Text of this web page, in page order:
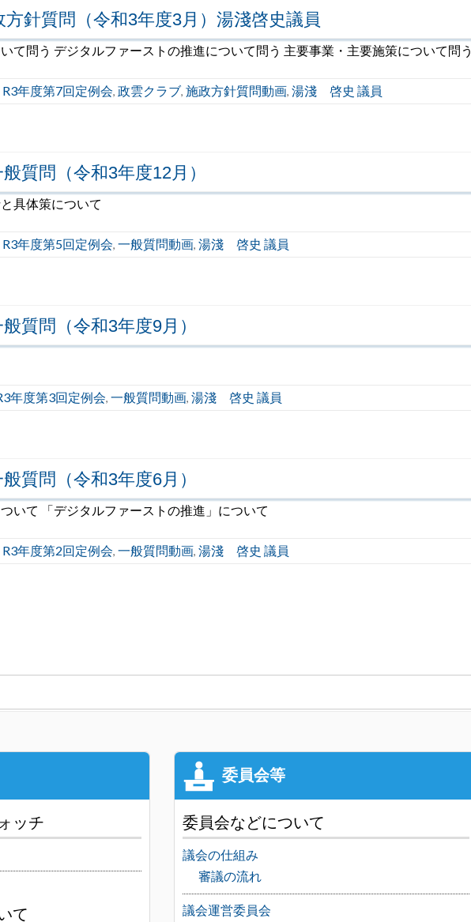
針質問（令和3年度3月）湯淺啓史議員
て問う デジタルファーストの推進について問う 主要事業・主要施策について問う
R3年度第7回定例会, 政雲クラブ, 施政方針質問動画, 湯淺 啓史 議員
質問（令和3年度12月）
具体策について
R3年度第5回定例会, 一般質問動画, 湯淺 啓史 議員
質問（令和3年度9月）
年度第3回定例会, 一般質問動画, 湯淺 啓史 議員
質問（令和3年度6月）
いて 「デジタルファーストの推進」について
R3年度第2回定例会, 一般質問動画, 湯淺 啓史 議員
ッチ
て
委員会などについて
議会の仕組み
審議の流れ
議会運営委員会